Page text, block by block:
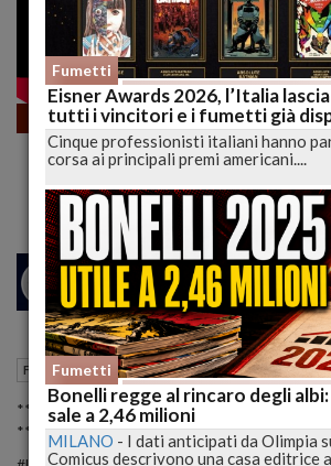
Fumetti
Preview e il Mistero del
lucadeejay
MILANO
Fumetti L'Aquila (AQ) 18 Febbraio 2023
*** Iscriviti al Canale ➜ http://bit.ly/
*** Qui trovi tutto: https://linktr.ee/
Fumetti
Eisner Awards 2026, l’Italia
tutti i vincitori e i fumetti già
Cinque professionisti italiani hanno
corsa ai principali premi americani....
Fumetti
Bonelli regge al rincaro degli
sale a 2,46 milioni
MILANO - I dati anticipati da Olimpia
Comicus descrivono una casa editrice